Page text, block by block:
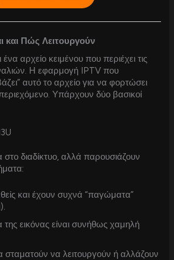
και Πώς Λειτουργούν
ένα αρχείο κειμένου που περιέχει τις
Η εφαρμογή IPTV που
αυτό το αρχείο για να φορτώσει
Υπάρχουν δύο βασικοί
στο διαδίκτυο, αλλά παρουσιάζουν
και έχουν συχνά “παγώματα”
της εικόνας είναι συνήθως χαμηλή
σταματούν να λειτουργούν ή αλλάζουν